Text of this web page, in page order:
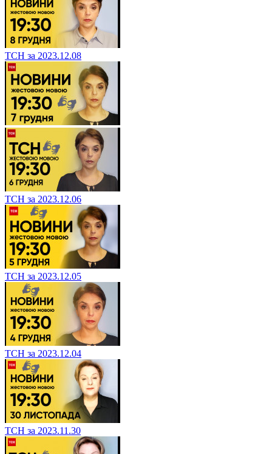
ТСН за 2023.12.08
ТСН за 2023.12.06
ТСН за 2023.12.05
ТСН за 2023.12.04
ТСН за 2023.11.30